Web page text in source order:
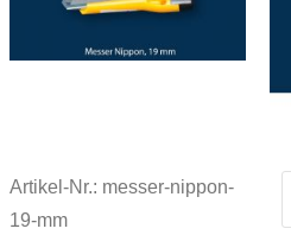
Artikel-Nr.: messer-nippon-
19-mm